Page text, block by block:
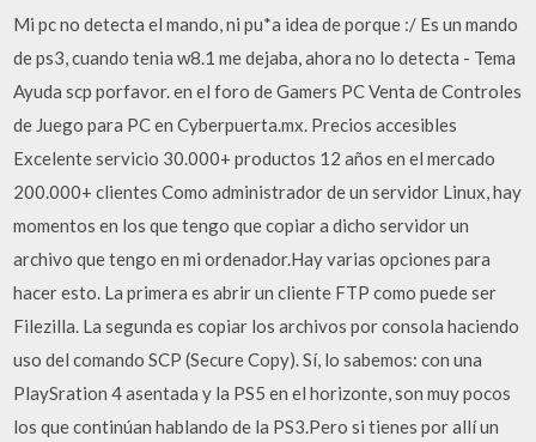
Mi pc no detecta el mando, ni pu*a idea de porque :/ Es un mando
de ps3, cuando tenia w8.1 me dejaba, ahora no lo detecta - Tema
Ayuda scp porfavor. en el foro de Gamers PC Venta de Controles
de Juego para PC en Cyberpuerta.mx. Precios accesibles
Excelente servicio 30.000+ productos 12 años en el mercado
200.000+ clientes Como administrador de un servidor Linux, hay
momentos en los que tengo que copiar a dicho servidor un
archivo que tengo en mi ordenador.Hay varias opciones para
hacer esto. La primera es abrir un cliente FTP como puede ser
Filezilla. La segunda es copiar los archivos por consola haciendo
uso del comando SCP (Secure Copy). Sí, lo sabemos: con una
PlaySration 4 asentada y la PS5 en el horizonte, son muy pocos
los que continúan hablando de la PS3.Pero si tienes por allí un